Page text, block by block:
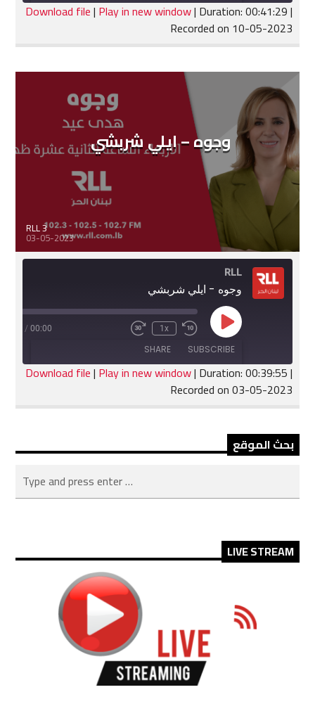
seconds
RSS FEED
SHARE
EMBED
Download file| Play in new window| Duration: 00:41:29|
Recorded on 10-05-2023
وجوه – ايلي شربشي
RLL 3
03-05-2023
RLL
وجوه - ايلي شربشي
Play
Episode
Rewind
10
Seconds
1x
Fast
seconds
00:00
/
SUBSCRIBE
SHARE
RSS FEED
SHARE
Download file| Play in new window| Duration: 00:39:55|
Recorded on 03-05-2023
بحث الموقع
LIVE STREAM